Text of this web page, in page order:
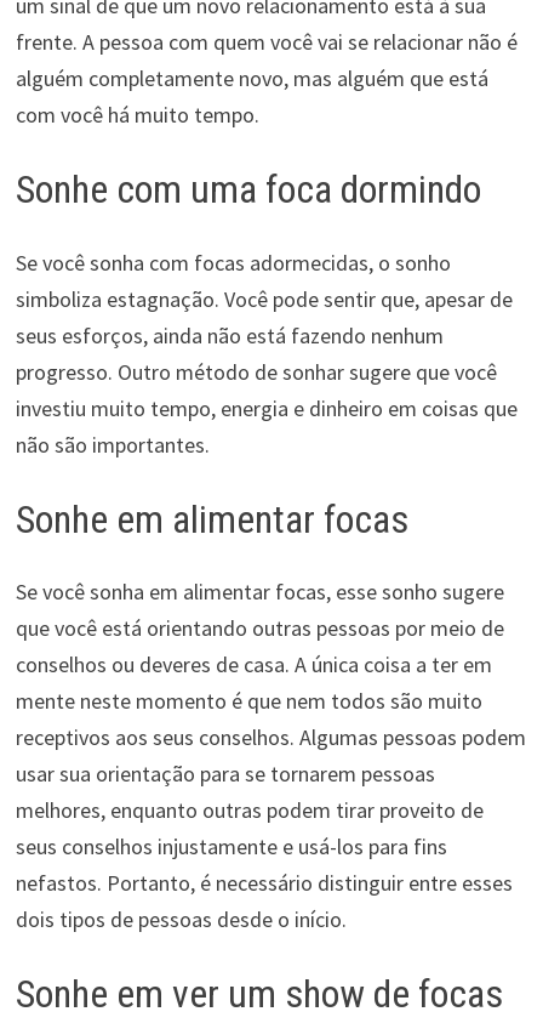
um sinal de que um novo relacionamento está à sua
frente. A pessoa com quem você vai se relacionar não é
alguém completamente novo, mas alguém que está
com você há muito tempo.
Sonhe com uma foca dormindo
Se você sonha com focas adormecidas, o sonho
simboliza estagnação. Você pode sentir que, apesar de
seus esforços, ainda não está fazendo nenhum
progresso. Outro método de sonhar sugere que você
investiu muito tempo, energia e dinheiro em coisas que
não são importantes.
Sonhe em alimentar focas
Se você sonha em alimentar focas, esse sonho sugere
que você está orientando outras pessoas por meio de
conselhos ou deveres de casa. A única coisa a ter em
mente neste momento é que nem todos são muito
receptivos aos seus conselhos. Algumas pessoas podem
usar sua orientação para se tornarem pessoas
melhores, enquanto outras podem tirar proveito de
seus conselhos injustamente e usá-los para fins
nefastos. Portanto, é necessário distinguir entre esses
dois tipos de pessoas desde o início.
Sonhe em ver um show de focas